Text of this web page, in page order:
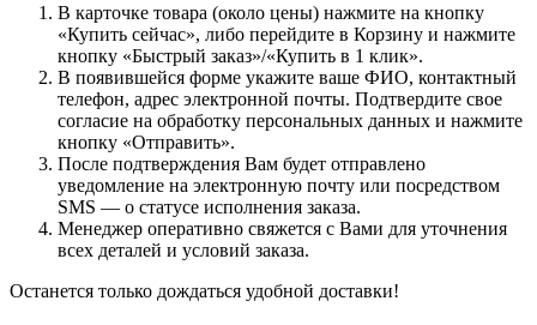
В карточке товара (около цены) нажмите на кнопку
«Купить сейчас», либо перейдите в Корзину и нажмите
кнопку «Быстрый заказ»/«Купить в 1 клик».
В появившейся форме укажите ваше ФИО, контактный
телефон, адрес электронной почты. Подтвердите свое
согласие на обработку персональных данных и нажмите
кнопку «Отправить».
После подтверждения Вам будет отправлено
уведомление на электронную почту или посредством
SMS — о статусе исполнения заказа.
Менеджер оперативно свяжется с Вами для уточнения
всех деталей и условий заказа.
Останется только дождаться удобной доставки!